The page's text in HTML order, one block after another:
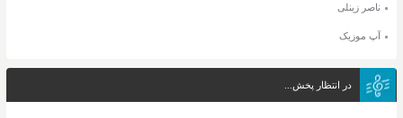
ناصر زینلی
آپ موزیک
در انتظار پخش...